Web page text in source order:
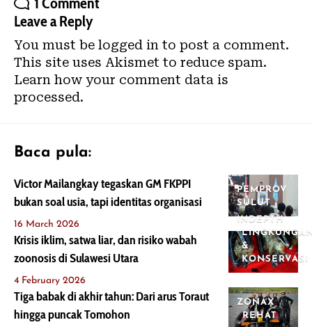
Leave a Reply
You must be logged in to post a comment.
This site uses Akismet to reduce spam.
Learn how your comment data is
processed.
Baca pula:
PEMPROV
SULUT
Victor Mailangkay tegaskan GM FKPPI
bukan soal usia, tapi identitas organisasi
16 March 2026
INDEPTH
&
KONSERVASI
Krisis iklim, satwa liar, dan risiko wabah
zoonosis di Sulawesi Utara
4 February 2026
ZONAX
REHAT
Tiga babak di akhir tahun: Dari arus Toraut
hingga puncak Tomohon